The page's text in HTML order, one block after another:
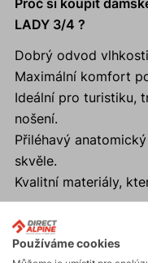
Proč si koupit
LADY 3/4 ?
Dobrý odvod
Maximální komfort
Ideální pro turistiku,
nošení.
Přiléhavý
skvěle.
Kvalitní materiály,
Používáme cookies